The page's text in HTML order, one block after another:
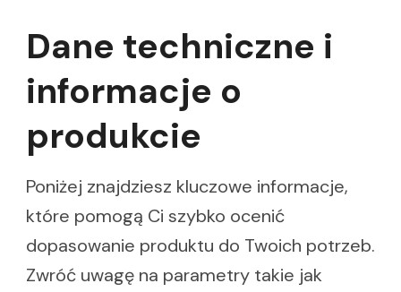
Dane techniczne i
informacje o
produkcie
Poniżej znajdziesz kluczowe informacje,
które pomogą Ci szybko ocenić
dopasowanie produktu do Twoich potrzeb.
Zwróć uwagę na parametry takie jak